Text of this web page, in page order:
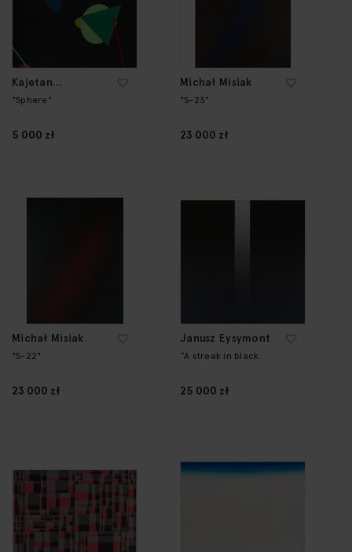
Kajetan
Dłużniewski
"Sphere"
5 000 zł
Michał Misiak
"S-23"
23 000 zł
Michał Misiak
"S-22"
23 000 zł
Janusz Eysymont
“A streak in black
25 000 zł